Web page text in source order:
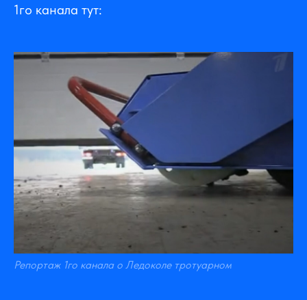
1го канала тут:
Репортаж 1го канала о Ледоколе тротуарном